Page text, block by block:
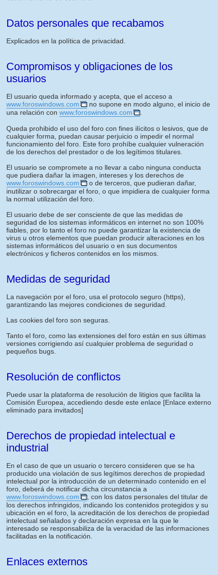
Datos personales que recabamos
Explicados en la política de privacidad.
Compromisos y obligaciones de los
usuarios
El usuario queda informado y acepta, que el acceso a
www.foroswindows.com
no supone en modo alguno, el inicio de
una relación con www.foroswindows.com
Queda prohibido el uso del foro con fines ilícitos o lesivos, que de
cualquier forma, puedan causar perjuicio o impedir el normal
funcionamiento del foro. Este foro prohíbe cualquier vulneración
de los derechos del prestador o de los legítimos titulares.
El usuario se compromete a no llevar a cabo ninguna conducta
que pudiera dañar la imagen, intereses y los derechos de
www.foroswindows.com
o de terceros, que pudieran dañar,
inutilizar o sobrecargar el foro, o que impidiera de cualquier forma
la normal utilización del foro.
El usuario debe de ser consciente de que las medidas de
seguridad de los sistemas informáticos en internet no son 100%
fiables, por lo tanto el foro no puede garantizar la existencia de
virus u otros elementos que puedan producir alteraciones en los
sistemas informáticos del usuario o en sus documentos
electrónicos y ficheros contenidos en los mismos.
Medidas de seguridad
La navegación por el foro, usa el protocolo seguro (https),
garantizando las mejores condiciones de seguridad.
Las cookies del foro son seguras.
Tanto el foro, como las extensiones del foro están en sus últimas
versiones corrigiendo así cualquier problema de seguridad o
pequeños bugs.
Resolución de conflictos
Puede usar la plataforma de resolución de litigios que facilita la
Comisión Europea, accediendo desde este enlace [Enlace externo
eliminado para invitados]
Derechos de propiedad intelectual e
industrial
En el caso de que un usuario o tercero consideren que se ha
producido una violación de sus legítimos derechos de propiedad
intelectual por la introducción de un determinado contenido en el
foro, deberá de notificar dicha circunstancia a
www.foroswindows.com
, con los datos personales del titular de
los derechos infringidos, indicando los contenidos protegidos y su
ubicación en el foro, la acreditación de los derechos de propiedad
intelectual señalados y declaración expresa en la que le
interesado se responsabiliza de la veracidad de las informaciones
facilitadas en la notificación.
Enlaces externos